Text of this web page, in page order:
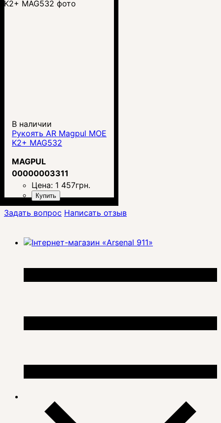
В наличии
Рукоять AR Magpul MOE
K2+ MAG532
MAGPUL
00000003311
Цена: 1 457грн.
Купить
Задать вопрос Написать отзыв